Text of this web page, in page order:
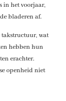
in het voorjaar,
bladeren af.
wat
hebben hun
erachter.
openheid niet